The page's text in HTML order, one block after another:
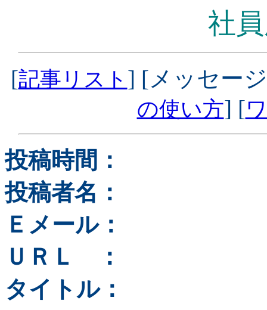
社
[記事リスト ] [メッセー
の使い方] [
投稿時間：
投稿者名：
Ｅメール：
ＵＲＬ ：
タイトル：